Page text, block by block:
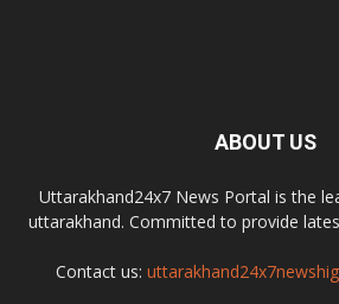
ABOUT US
Uttarakhand24x7 News Portal is the
uttarakhand. Committed to provide
Contact us: